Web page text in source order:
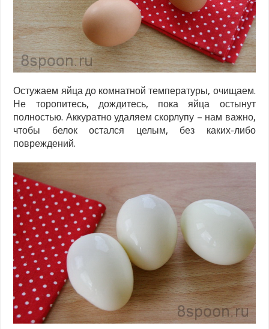
Остужаем яйца до комнатной температуры, очищаем.
Не торопитесь, дождитесь, пока яйца остынут
полностью. Аккуратно удаляем скорлупу – нам важно,
чтобы белок остался целым, без каких-либо
повреждений.